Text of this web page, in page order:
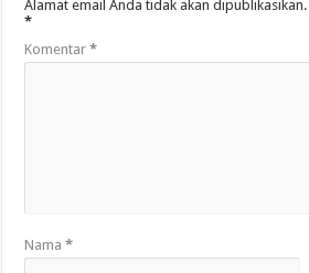
Alamat email Anda tidak akan dipublikasikan.
*
Komentar*
Nama*